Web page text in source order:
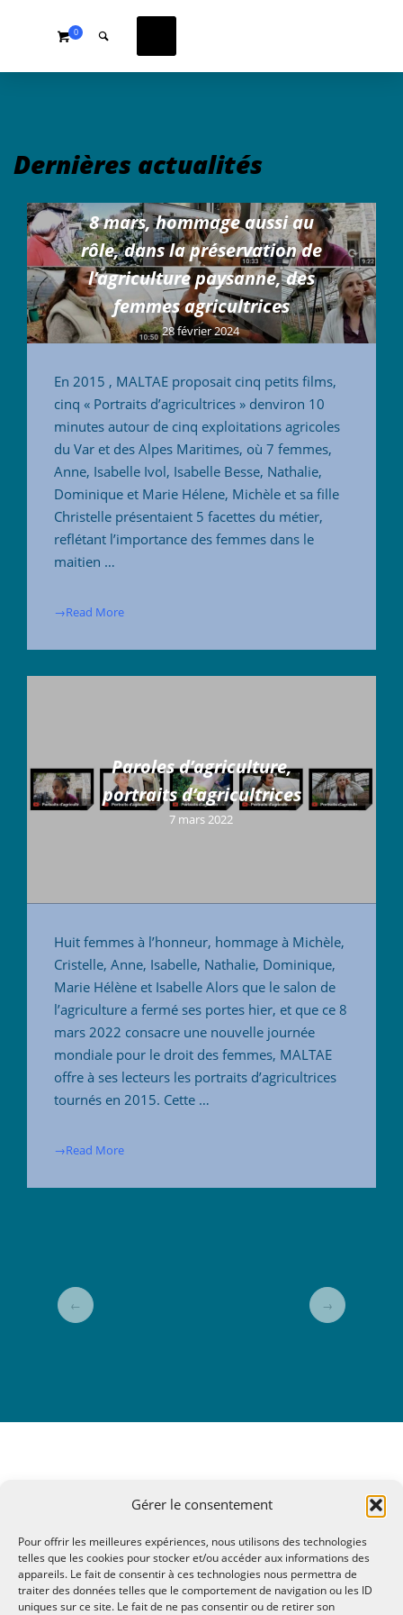
Gérer le consentement
Pour offrir les meilleures expériences, nous utilisons des technologies
telles que les cookies pour stocker et/ou accéder aux informations des
appareils. Le fait de consentir à ces technologies nous permettra de
traiter des données telles que le comportement de navigation ou les ID
uniques sur ce site. Le fait de ne pas consentir ou de retirer son
0
Dernières actualités
8 mars, hommage aussi au
rôle, dans la préservation de
l’agriculture paysanne, des
femmes agricultrices
28 février 2024
En 2015 , MALTAE proposait cinq petits films,
cinq « Portraits d’agricultrices » denviron 10
minutes autour de cinq exploitations agricoles
du Var et des Alpes Maritimes, où 7 femmes,
Anne, Isabelle Ivol, Isabelle Besse, Nathalie,
Dominique et Marie Hélene, Michèle et sa fille
Christelle présentaient 5 facettes du métier,
reflétant l’importance des femmes dans le
maitien …
→Read More
Paroles d’agriculture,
portraits d’agricultrices
7 mars 2022
Huit femmes à l’honneur, hommage à Michèle,
Cristelle, Anne, Isabelle, Nathalie, Dominique,
Marie Hélène et Isabelle Alors que le salon de
l’agriculture a fermé ses portes hier, et que ce 8
mars 2022 consacre une nouvelle journée
mondiale pour le droit des femmes, MALTAE
offre à ses lecteurs les portraits d’agricultrices
tournés en 2015. Cette …
→Read More
← →